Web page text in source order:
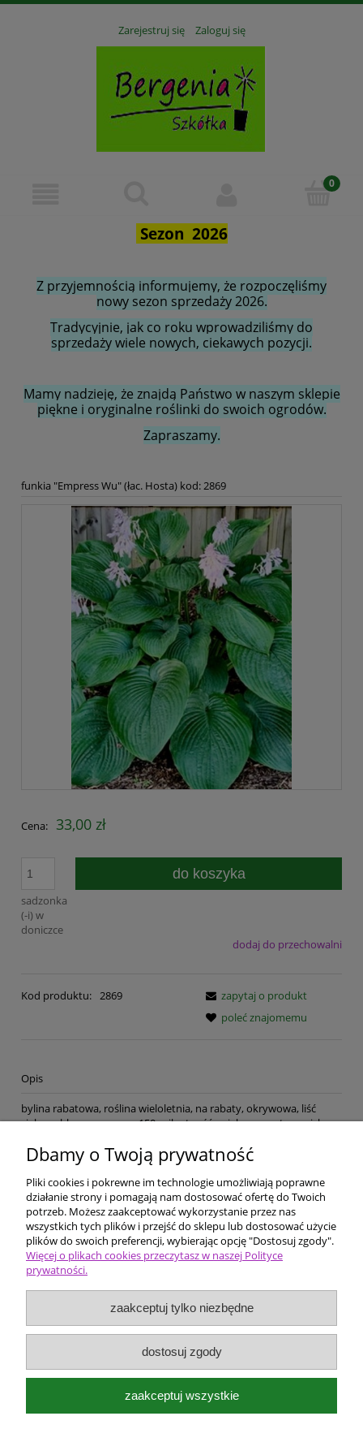
Zarejestruj się Zaloguj się
Sezon 2026
Z przyjemnością informujemy, że rozpoczęliśmy
nowy sezon sprzedaży 2026.
Tradycyjnie, jak co roku wprowadziliśmy do
sprzedaży wiele nowych, ciekawych pozycji.
Mamy nadzieję, że znajdą Państwo w naszym sklepie
piękne i oryginalne roślinki do swoich ogrodów.
Zapraszamy.
funkia "Empress Wu" (łac. Hosta) kod: 2869
Cena: 33,00 zł
sadzonka
(-i) w
doniczce
do koszyka
dodaj do przechowalni
Kod produktu: 2869
zapytaj o produkt
poleć znajomemu
Opis
bylina rabatowa, roślina wieloletnia, na rabaty, okrywowa, liść
zielony, błyszczący, wys. 150, wilgotność zwiększona, stanowisko
kwaśna, mrozoodporność całkowita,
Pomoc
Dostawa i płatności
Ceny i rodzaje zakupów
O firmie
Kokotów 574
32-002 Węgrzce Wielkie k/Krakowa
Dbamy o Twoją prywatność
Pliki cookies i pokrewne im technologie umożliwiają poprawne
działanie strony i pomagają nam dostosować ofertę do Twoich
potrzeb. Możesz zaakceptować wykorzystanie przez nas
wszystkich tych plików i przejść do sklepu lub dostosować użycie
plików do swoich preferencji, wybierając opcję "Dostosuj zgody".
Więcej o plikach cookies przeczytasz w naszej Polityce
prywatności.
zaakceptuj tylko niezbędne
dostosuj zgody
zaakceptuj wszystkie